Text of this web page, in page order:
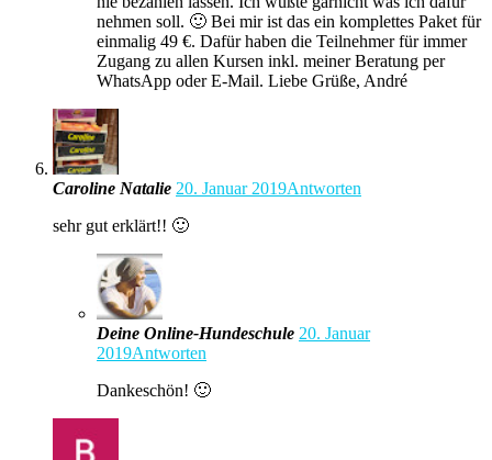
nehmen soll. 🙂 Bei mir ist das ein komplettes Paket für
einmalig 49 €. Dafür haben die Teilnehmer für immer
Zugang zu allen Kursen inkl. meiner Beratung per
WhatsApp oder E-Mail. Liebe Grüße, André
Caroline Natalie 20. Januar 2019Antworten
sehr gut erklärt!! 🙂
Deine Online-Hundeschule 20. Januar
2019Antworten
Dankeschön! 🙂